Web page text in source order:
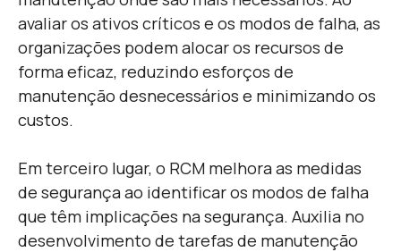
avaliar os ativos críticos e os modos de falha, as
organizações podem alocar os recursos de
forma eficaz, reduzindo esforços de
manutenção desnecessários e minimizando os
custos.
Em terceiro lugar, o RCM melhora as medidas
de segurança ao identificar os modos de falha
que têm implicações na segurança. Auxilia no
desenvolvimento de tarefas de manutenção